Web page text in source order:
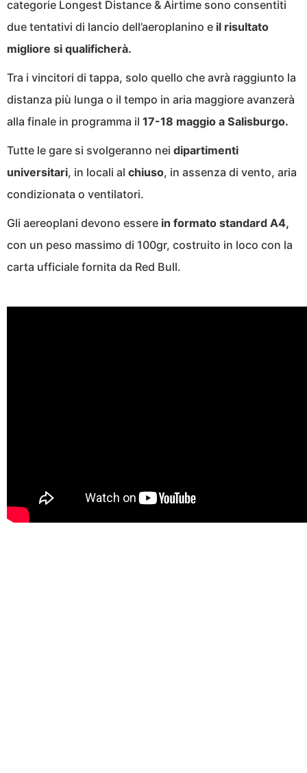
categorie Longest Distance & Airtime sono consentiti
due tentativi di lancio dell’aeroplanino e il risultato
migliore si qualificherà.
Tra i vincitori di tappa, solo quello che avrà raggiunto la
distanza più lunga o il tempo in aria maggiore avanzerà
alla finale in programma il 17-18 maggio a Salisburgo.
Tutte le gare si svolgeranno nei dipartimenti
universitari, in locali al chiuso, in assenza di vento, aria
condizionata o ventilatori.
Gli aereoplani devono essere in formato standard A4,
con un peso massimo di 100gr, costruito in loco con la
carta ufficiale fornita da Red Bull.